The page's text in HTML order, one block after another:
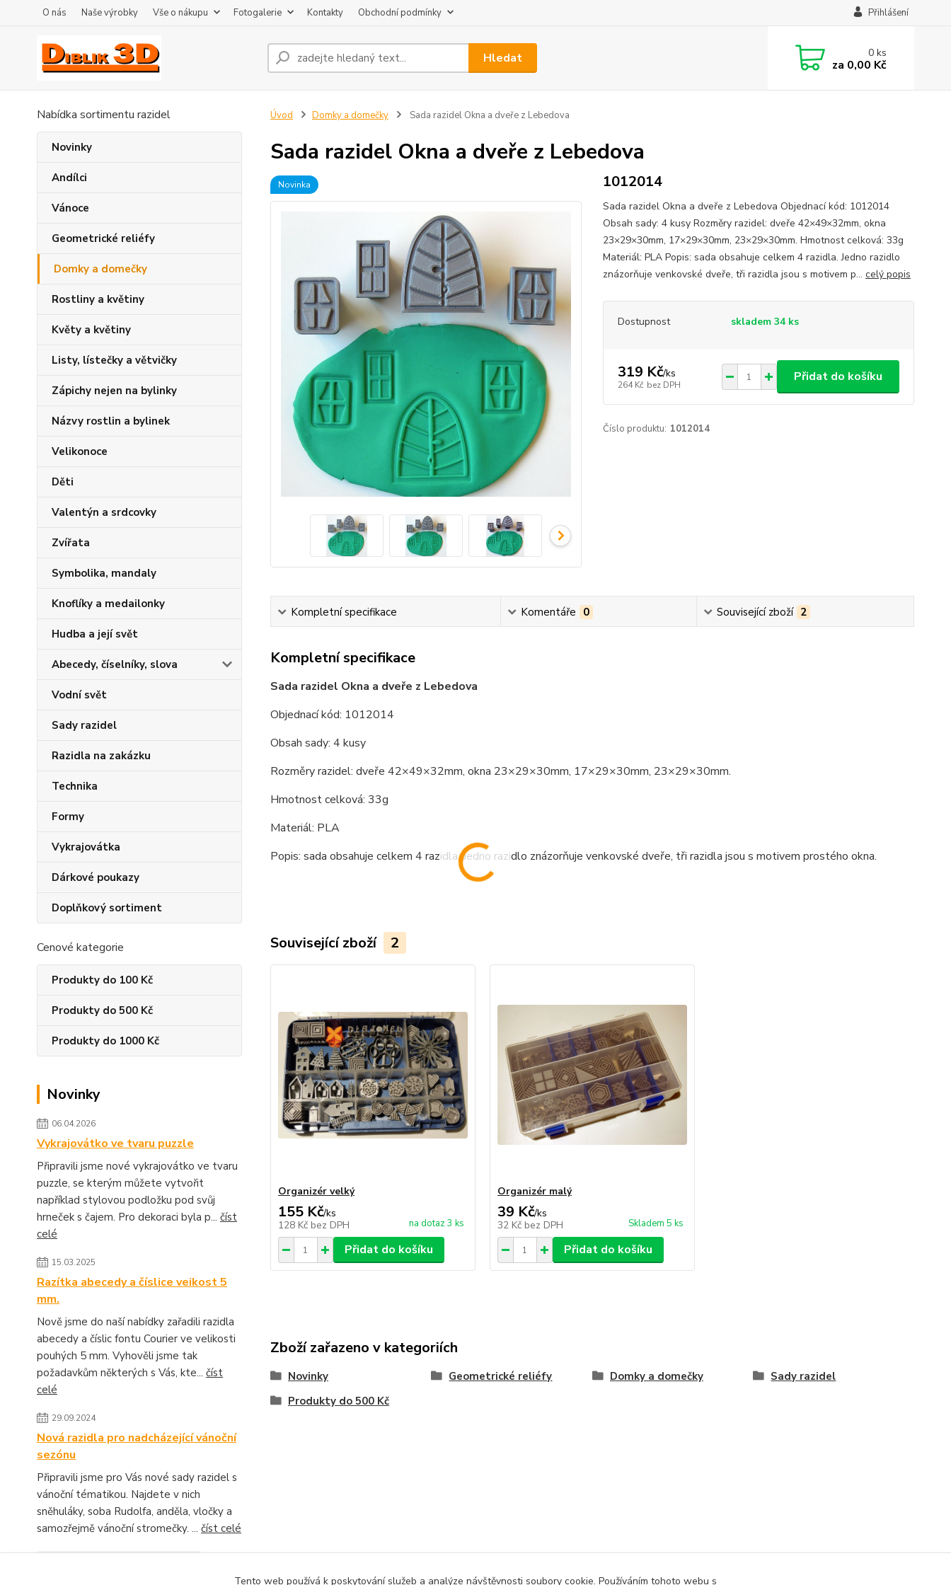
O nás Naše výrobky Vše o nákupu Fotogalerie Kontakty Obchodní podmínky Přihlášení
Hledat 0ks
za 0,00 Kč
Nabídka sortimentu razidel
Novinky
Andílci
Vánoce
Geometrické reliéfy
Domky a domečky
Rostliny a květiny
Květy a květiny
Listy, lístečky a větvičky
Zápichy nejen na bylinky
Názvy rostlin a bylinek
Velikonoce
Děti
Valentýn a srdcovky
Zvířata
Symbolika, mandaly
Knoflíky a medailonky
Hudba a její svět
Abecedy, číselníky, slova
Vodní svět
Sady razidel
Razidla na zakázku
Technika
Formy
Vykrajovátka
Dárkové poukazy
Doplňkový sortiment
Cenové kategorie
Produkty do 100 Kč
Produkty do 500 Kč
Produkty do 1000 Kč
Novinky
06.04.2026
Vykrajovátko ve tvaru puzzle
Připravili jsme nové vykrajovátko ve tvaru
puzzle, se kterým můžete vytvořit
například stylovou podložku pod svůj
hrneček s čajem. Pro dekoraci byla p... číst
celé
15.03.2025
Razítka abecedy a číslice veikost 5
mm.
Nově jsme do naší nabídky zařadili razidla
abecedy a číslic fontu Courier ve velikosti
pouhých 5 mm. Vyhověli jsme tak
požadavkům některých s Vás, kte... číst
celé
29.09.2024
Nová razidla pro nadcházející vánoční
sezónu
Připravili jsme pro Vás nové sady razidel s
vánoční tématikou. Najdete v nich
sněhuláky, soba Rudolfa, anděla, vločky a
samozřejmě vánoční stromečky. ... číst celé
Úvod Domky a domečky Sada razidel Okna a dveře z Lebedova
Sada razidel Okna a dveře z Lebedova
Novinka 1012014
Sada razidel Okna a dveře z Lebedova Objednací kód: 1012014
Obsah sady: 4 kusy Rozměry razidel: dveře 42×49×32mm, okna
23×29×30mm, 17×29×30mm, 23×29×30mm. Hmotnost celková: 33g
Materiál: PLA Popis: sada obsahuje celkem 4 razidla. Jedno razidlo
znázorňuje venkovské dveře, tři razidla jsou s motivem p... celý popis
Dostupnost skladem 34 ks
319 Kč/ks
264 Kč bez DPH
Přidat do košíku
Číslo produktu: 1012014
Kompletní specifikace Komentáře 0 Související zboží 2
Kompletní specifikace
Sada razidel Okna a dveře z Lebedova
Objednací kód: 1012014
Obsah sady: 4 kusy
Rozměry razidel: dveře 42×49×32mm, okna 23×29×30mm, 17×29×30mm, 23×29×30mm.
Hmotnost celková: 33g
Materiál: PLA
Popis: sada obsahuje celkem 4 razidla. Jedno razidlo znázorňuje venkovské dveře, tři razidla jsou s motivem prostého okna.
Související zboží 2
Organizér velký
155 Kč/ks
128 Kč bez DPH na dotaz 3 ks
Přidat do košíku
Organizér malý
39 Kč/ks
32 Kč bez DPH Skladem 5 ks
Přidat do košíku
Zboží zařazeno v kategoriích
Novinky Geometrické reliéfy Domky a domečky
Sady razidel
Produkty do 500 Kč
Tento web používá k poskytování služeb a analýze návštěvnosti soubory cookie. Používáním tohoto webu s